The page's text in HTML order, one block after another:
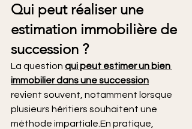
Qui peut réaliser une
estimation immobilière de
succession ?
La question qui peut estimer un bien
immobilier dans une succession
revient souvent, notamment lorsque
plusieurs héritiers souhaitent une
méthode impartiale.En pratique,